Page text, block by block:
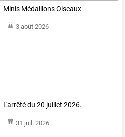
Minis Médaillons Oiseaux
3 août 2026
L'arrêté du 20 juillet 2026.
31 juil. 2026